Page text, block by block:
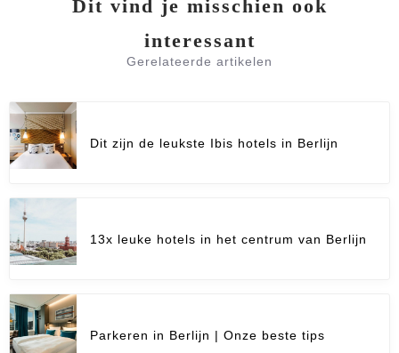
Dit vind je misschien ook
interessant
Gerelateerde artikelen
Dit zijn de leukste Ibis hotels in Berlijn
13x leuke hotels in het centrum van Berlijn
Parkeren in Berlijn | Onze beste tips